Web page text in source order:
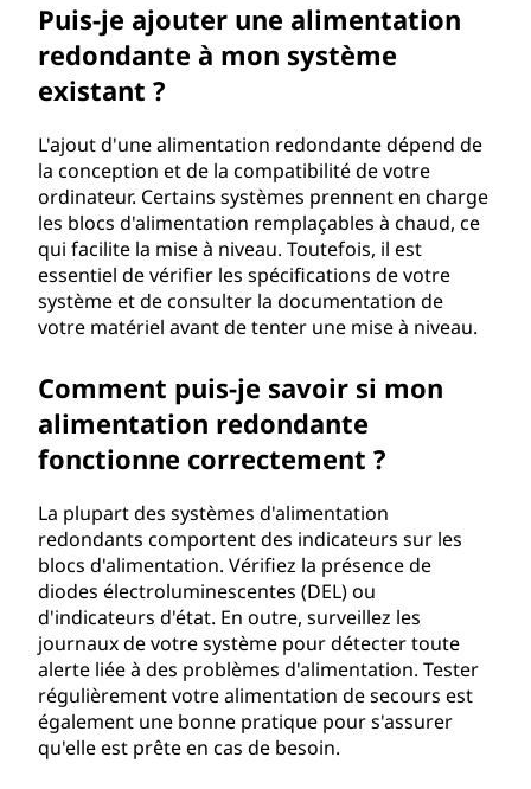
Puis-je ajouter une alimentation
redondante à mon système
existant ?
L'ajout d'une alimentation redondante dépend de
la conception et de la compatibilité de votre
ordinateur. Certains systèmes prennent en charge
les blocs d'alimentation remplaçables à chaud, ce
qui facilite la mise à niveau. Toutefois, il est
essentiel de vérifier les spécifications de votre
système et de consulter la documentation de
votre matériel avant de tenter une mise à niveau.
Comment puis-je savoir si mon
alimentation redondante
fonctionne correctement ?
La plupart des systèmes d'alimentation
redondants comportent des indicateurs sur les
blocs d'alimentation. Vérifiez la présence de
diodes électroluminescentes (DEL) ou
d'indicateurs d'état. En outre, surveillez les
journaux de votre système pour détecter toute
alerte liée à des problèmes d'alimentation. Tester
régulièrement votre alimentation de secours est
également une bonne pratique pour s'assurer
qu'elle est prête en cas de besoin.